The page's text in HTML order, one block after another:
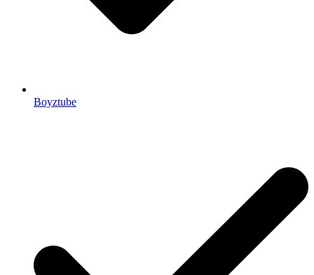
Boyztube